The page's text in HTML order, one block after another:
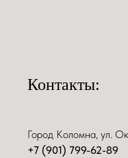
Контакты:
Город Коломна, ул.
+7 (901) 799-62-89